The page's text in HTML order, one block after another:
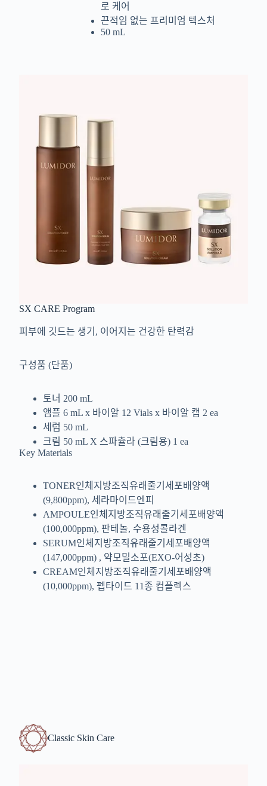
로 케어
끈적임 없는 프리미엄 텍스처
50 mL
SX CARE Program
피부에 깃드는 생기, 이어지는 건강한 탄력감
구성품 (단품)
토너 200 mL
앰플 6 mL x 바이알 12 Vials x 바이알 캡 2 ea
세럼 50 mL
크림 50 mL X 스파츌라 (크림용) 1 ea
Key Materials
TONER인체지방조직유래줄기세포배양액
(9,800ppm), 세라마이드엔피
AMPOULE인체지방조직유래줄기세포배양액
(100,000ppm), 판테놀, 수용성콜라겐
SERUM인체지방조직유래줄기세포배양액
(147,000ppm) , 약모밀소포(EXO-어성초)
CREAM인체지방조직유래줄기세포배양액
(10,000ppm), 펩타이드 11종 컴플렉스
Classic Skin Care